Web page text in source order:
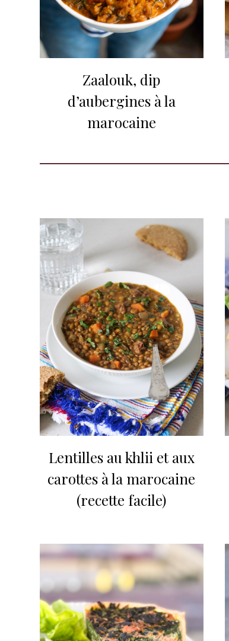
Zaalouk, dip
d’aubergines à la
marocaine
Lentilles au khlii et aux
carottes à la marocaine
(recette facile)